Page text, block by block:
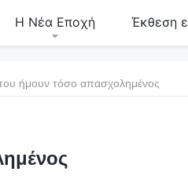
Η Νέα Εποχή Έκθεση
ήμουν τόσο απασχολημένος